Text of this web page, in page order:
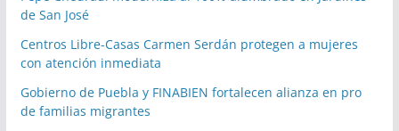
de San José
Centros Libre-Casas Carmen Serdán protegen a mujeres
con atención inmediata
Gobierno de Puebla y FINABIEN fortalecen alianza en pro
de familias migrantes